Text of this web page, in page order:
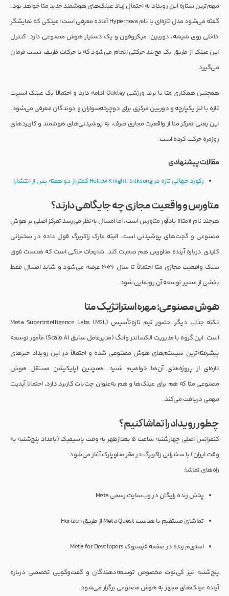
مهم‌ترین ستاره این رویداد به احتمال زیاد عینک‌های هوشمند جدید متا خواهد بود.
گفته می‌شود مدل تازه‌ای با نام Hypernova آماده معرفی است؛ عینکی که نمایشگر
داخلی روی شیشه، دوربین، میکروفون و یک دستیار هوش مصنوعی دارد. کنترل
این عینک از طریق یک مچ‌بند حرکتی انجام می‌شود که با حرکات ظریف دست فرمان
می‌گیرد.
همچنین همکاری متا با برند ورزشی Oakley ادامه دارد و احتمالا یک عینک اسپرت
تازه با لنز یکپارچه و دوربین مرکزی برای دوچرخه‌سواران و دوندگان معرفی می‌شود.
این یعنی تمرکز متا از واقعیت مجازی صرف، به پوشیدنی‌های هوشمند و کاربردهای
روزمره حرکت کرده است.
مقالات پیشنهادی
رکورد جهانی تازه در Hollow Knight: Silksong کمتر از دو هفته پس از انتشار!
متاورس و واقعیت مجازی چه جایگاهی دارند؟
هرچند نام «متا» یادآور متاورس است، اما امسال به‌نظر می‌رسد تمرکز اصلی بر هوش
مصنوعی و گجت‌های پوشیدنی است. البته مارک زاکربرگ قول داده در سخنرانی
کلیدی درباره آینده متاورس هم صحبت کند. شایعات حاکی است که هدست فوق
سبک واقعیت مجازی متا احتمالاً تا سال ۲۰۲۶ عرضه می‌شود و شاید امسال فقط
بخشی از مسیر توسعه آن رونمایی شود.
هوش مصنوعی؛ مهره استراتژیک متا
نکته جذاب دیگر، حضور تیم تازه‌تأسیس Meta Superintelligence Labs (MSL)
است. این گروه با مدیریت الکساندر وانگ (مدیرعامل سابق Scale AI) مأمور توسعه
پیشرفته‌ترین سیستم‌های هوش مصنوعی شده و احتمالاً در این رویداد خبرهای
تازه‌ای از پروژه‌های آن‌ها خواهیم شنید. همچنین اپلیکیشن مستقل هوش
مصنوعی متا که هم برای عینک‌ها و هم به‌عنوان چت‌بات کاربرد دارد، احتمالا آپدیت
مهمی دریافت می‌کند.
چطور رویداد را تماشا کنیم؟
کنفرانس اصلی چهارشنبه ساعت ۵ بعدازظهر به وقت پاسیفیک (بامداد پنج‌شنبه به
وقت ایران) با سخنرانی زاکربرگ در مقر منلوپارک آغاز می‌شود.
راه‌های تماشا:
پخش زنده رایگان در وب‌سایت رسمی Meta
تماشای مستقیم با هدست Meta Quest از طریق Horizon
استریم زنده در صفحه فیسبوک Meta for Developers
پنج‌شنبه نیز کی‌نوت مخصوص توسعه‌دهندگان و گفت‌وگویی تخصصی درباره
آینده عینک‌های مجهز به هوش مصنوعی برگزار می‌شود.